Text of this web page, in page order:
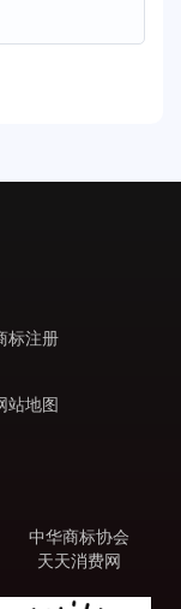
标注册
站地图
中华商标协会
天天消费网